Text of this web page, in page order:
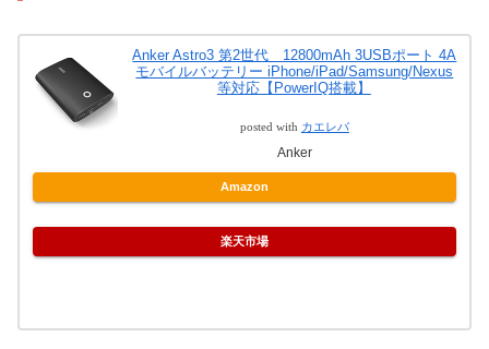
Anker Astro3 第2世代 12800mAh 3USBポート 4A
モバイルバッテリー iPhone/iPad/Samsung/Nexus
等対応【PowerIQ搭載】
posted with カエレバ
Anker
Amazon
楽天市場